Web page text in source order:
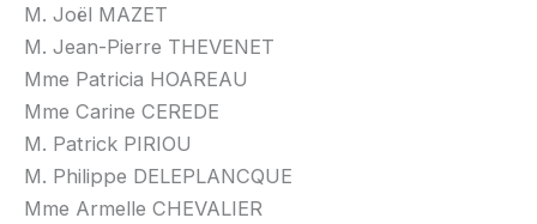
M. Joël MAZET
M. Jean-Pierre THEVENET
Mme Patricia HOAREAU
Mme Carine CEREDE
M. Patrick PIRIOU
M. Philippe DELEPLANCQUE
Mme Armelle CHEVALIER